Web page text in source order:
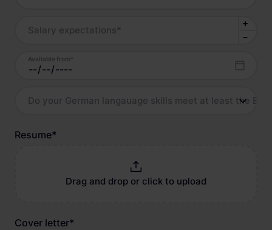
Salary expectations *
Available from *
Do your German langauage skills meet at least the B2
Resume*
Drag and drop or click to upload
Cover letter*